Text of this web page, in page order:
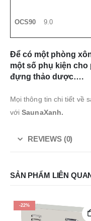
OCS90 9.0
Để có một phòng
một số phụ kiện
đựng thảo dược….
Mọi thông tin chi tiết về
vớiSaunaXanh.
REVIEWS (0)
SẢN PHẨM LIÊN QUAN
-22%